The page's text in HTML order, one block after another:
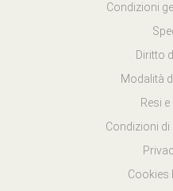
Condizioni
Diritto
Modalità
Resi
Condizioni
Cookies